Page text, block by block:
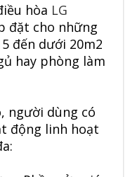
hòa LG
đặt cho những
đến dưới 20m2
hay phòng làm
người dùng có
động linh hoạt